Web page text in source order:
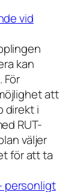
vid
kan
För
att
direkt i
RUT-
väljer
för att ta
personligt